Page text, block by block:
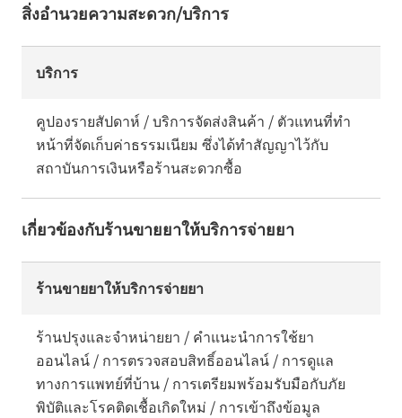
สิ่งอำนวยความสะดวก/บริการ
บริการ
คูปองรายสัปดาห์ / บริการจัดส่งสินค้า / ตัวแทนที่ทำ
หน้าที่จัดเก็บค่าธรรมเนียม ซึ่งได้ทำสัญญาไว้กับ
สถาบันการเงินหรือร้านสะดวกซื้อ
เกี่ยวข้องกับร้านขายยาให้บริการจ่ายยา
ร้านขายยาให้บริการจ่ายยา
ร้านปรุงและจำหน่ายยา / คำแนะนำการใช้ยา
ออนไลน์ / การตรวจสอบสิทธิ์ออนไลน์ / การดูแล
ทางการแพทย์ที่บ้าน / การเตรียมพร้อมรับมือกับภัย
พิบัติและโรคติดเชื้อเกิดใหม่ / การเข้าถึงข้อมูล